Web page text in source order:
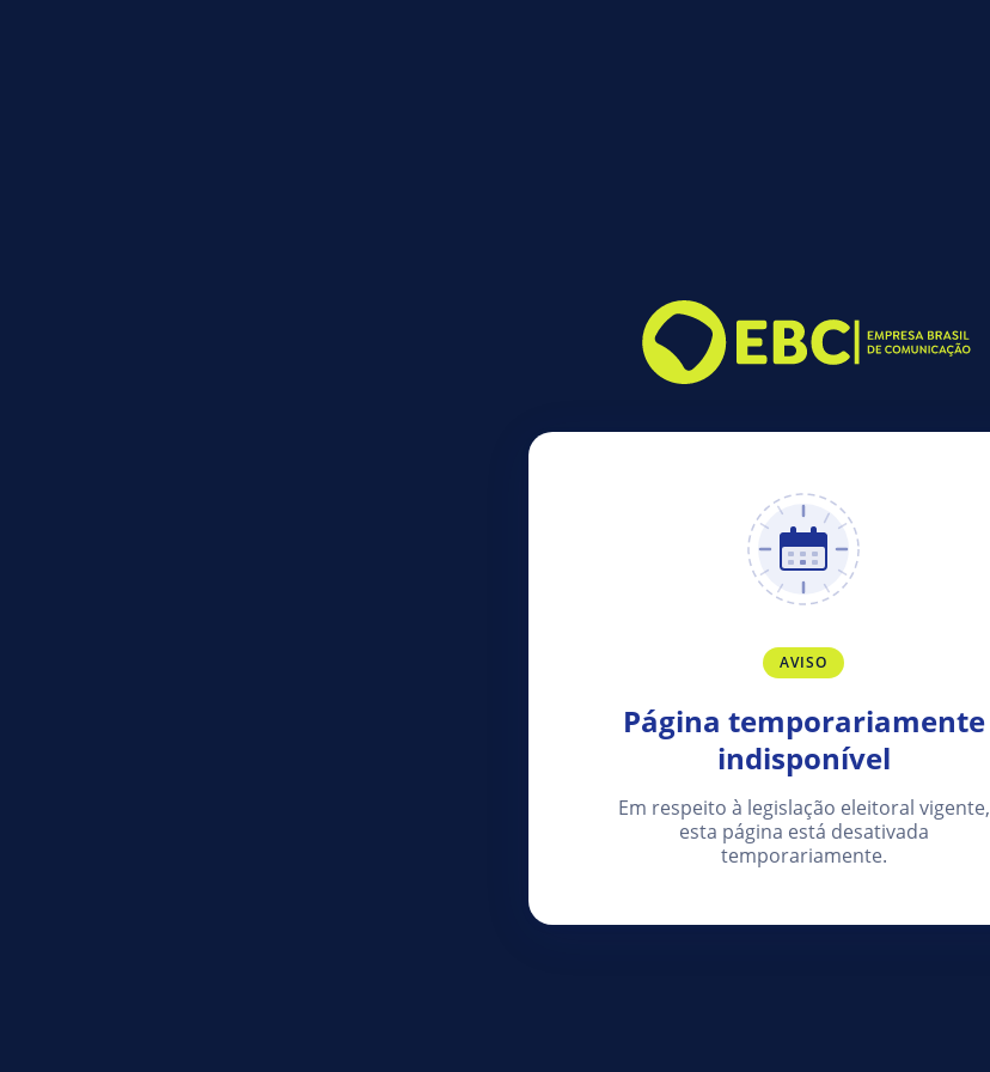
AVISO
Página temporariamente
indisponível
Em respeito à legislação eleitoral vigente,
esta página está desativada
temporariamente.